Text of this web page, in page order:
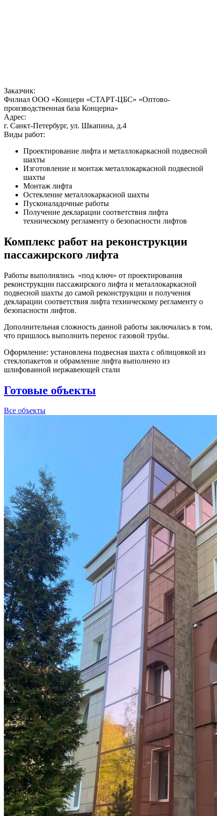
Заказчик:
Филиал ООО «Концерн «СТАРТ-ЦБС» «Оптово-
производственная база Концерна»
Адрес:
г. Санкт-Петербург, ул. Шкапина, д.4
Виды работ:
Проектирование лифта и металлокаркасной подвесной
шахты
Изготовление и монтаж металлокаркасной подвесной
шахты
Монтаж лифта
Остекление металлокаркасной шахты
Пусконаладочные работы
Получение декларации соответствия лифта
техническому регламенту о безопасности лифтов
Комплекс работ на реконструкции
пассажирского лифта
Работы выполнялись «под ключ» от проектирования
реконструкции пассажирского лифта и металлокаркасной
подвесной шахты до самой реконструкции и получения
декларации соответствия лифта техническому регламенту о
безопасности лифтов.
Дополнительная сложность данной работы заключалась в том,
что пришлось выполнить перенос газовой трубы.
Оформление: установлена подвесная шахта с облицовкой из
стеклопакетов и обрамление лифта выполнено из
шлифованной нержавеющей стали
Готовые объекты
Все объекты